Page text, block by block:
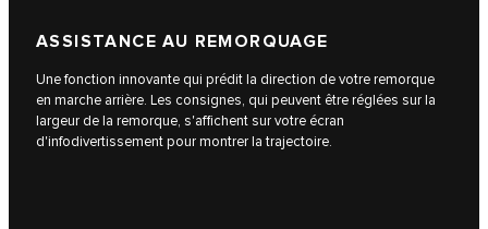
ASSISTANCE AU REMORQUAGE
Une fonction innovante qui prédit la direction de votre remorque
en marche arrière. Les consignes, qui peuvent être réglées sur la
largeur de la remorque, s'affichent sur votre écran
d'infodivertissement pour montrer la trajectoire.